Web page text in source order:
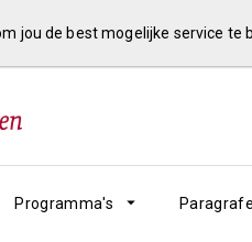
Programma's
jou de best mogelijke service